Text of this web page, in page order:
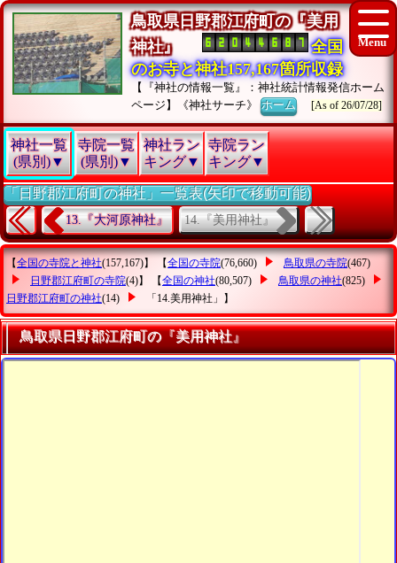
鳥取県日野郡江府町の『美用
神社』
全国
のお寺と神社157,167箇所収録
【『神社の情報一覧』：神社統計情報発信ホーム
ページ】《神社サーチ》ホーム [As of 26/07/28]
神社一覧
(県別)▼
寺院一覧
(県別)▼
神社ラン
キング▼
寺院ラン
キング▼
「日野郡江府町の神社」一覧表(矢印で移動可能)
13.『大河原神社』 14.『美用神社』
【全国の寺院と神社(157,167)】 【全国の寺院(76,660) 鳥取県の寺院(467)
日野郡江府町の寺院(4)】 【全国の神社(80,507) 鳥取県の神社(825)
日野郡江府町の神社(14) 「14.美用神社」 】
鳥取県日野郡江府町の『美用神社』